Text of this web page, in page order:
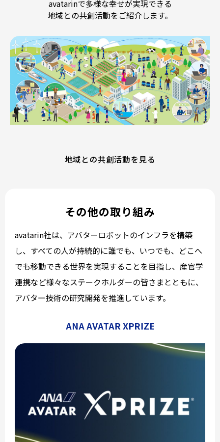
avatarinで多様な幸せが実現できる
地域との共創活動をご紹介します。
地域との共創活動を見る
その他の取り組み
avatarin社は、アバターロボットのインフラを構築
し、すべての人が持続的に誰でも、いつでも、どこへ
でも移動できる世界を実現することを目指し、産官学
連携など様々なステークホルダーの皆さまとともに、
アバター技術の研究開発を推進しています。
ANA AVATAR XPRIZE